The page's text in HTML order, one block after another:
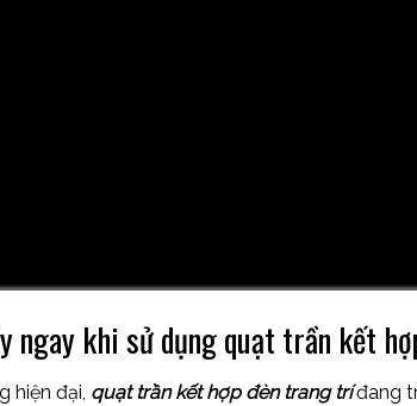
ngay khi sử dụng quạt trần kết
hiện đại, quạt trần kết hợp đèn trang tríđang